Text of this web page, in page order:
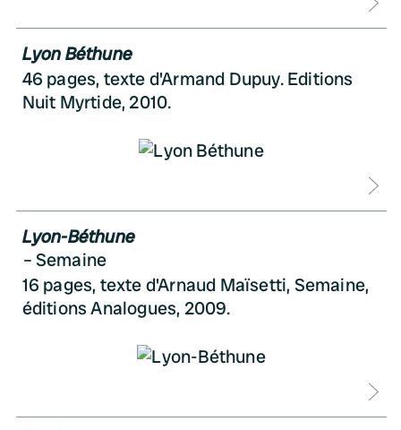
Lyon Béthune
46 pages, texte d'Armand Dupuy. Editions
Nuit Myrtide, 2010.
Lyon-Béthune
Semaine
16 pages, texte d'Arnaud Maïsetti, Semaine,
éditions Analogues, 2009.